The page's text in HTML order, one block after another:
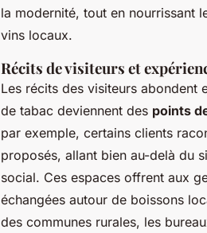
la modernité, tout en nourrissant
vins locaux.
Récits de visiteurs et
Les récits des visiteurs abondent
de tabac deviennent des points
par exemple, certains clients
proposés, allant bien au-delà du
social. Ces espaces offrent aux
échangées autour de boissons
des communes rurales, les